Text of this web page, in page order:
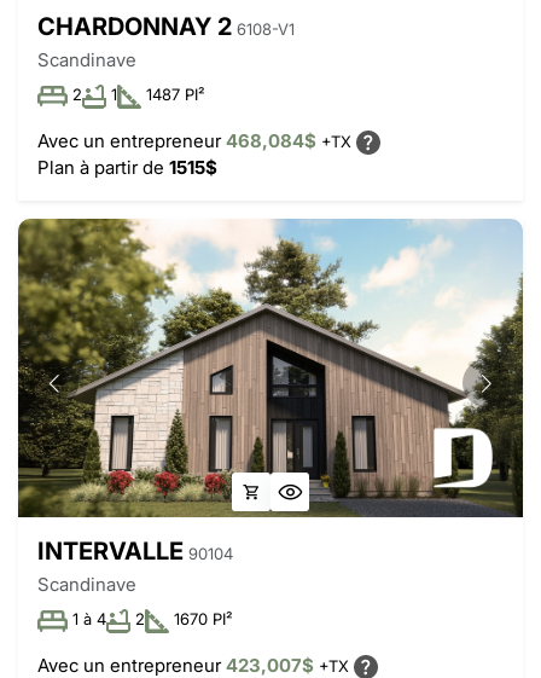
CHARDONNAY 2 6108-V1
Scandinave
2 1 1487 PI²
Avec un entrepreneur468,084$ +TX
Plan à partir de 1515$
INTERVALLE 90104
Scandinave
1 à 4 2 1670 PI²
Avec un entrepreneur423,007$ +TX